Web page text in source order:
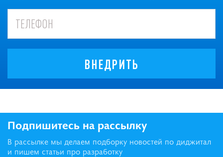
ВНЕДРИТЬ
Подпишитесь на рассылку
В рассылке мы делаем подборку новостей по диджитал
и пишем статьи про разработку